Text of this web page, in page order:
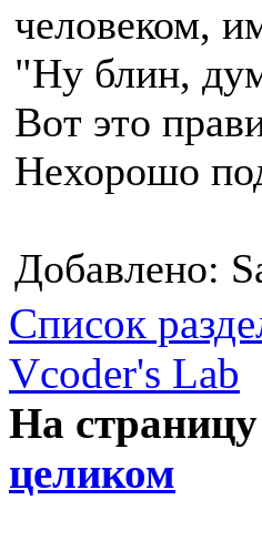
человеком,
"Ну блин,
Вот это
Нехорошо
Добавлено:
Список
Vcoder's Lab
На страницу
целиком